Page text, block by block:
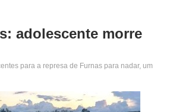
adolescente morre
para a represa de Furnas para nadar, um